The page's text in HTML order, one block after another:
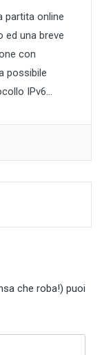
partita online
ed una breve
con
possibile
IPv6...
che roba!) puoi